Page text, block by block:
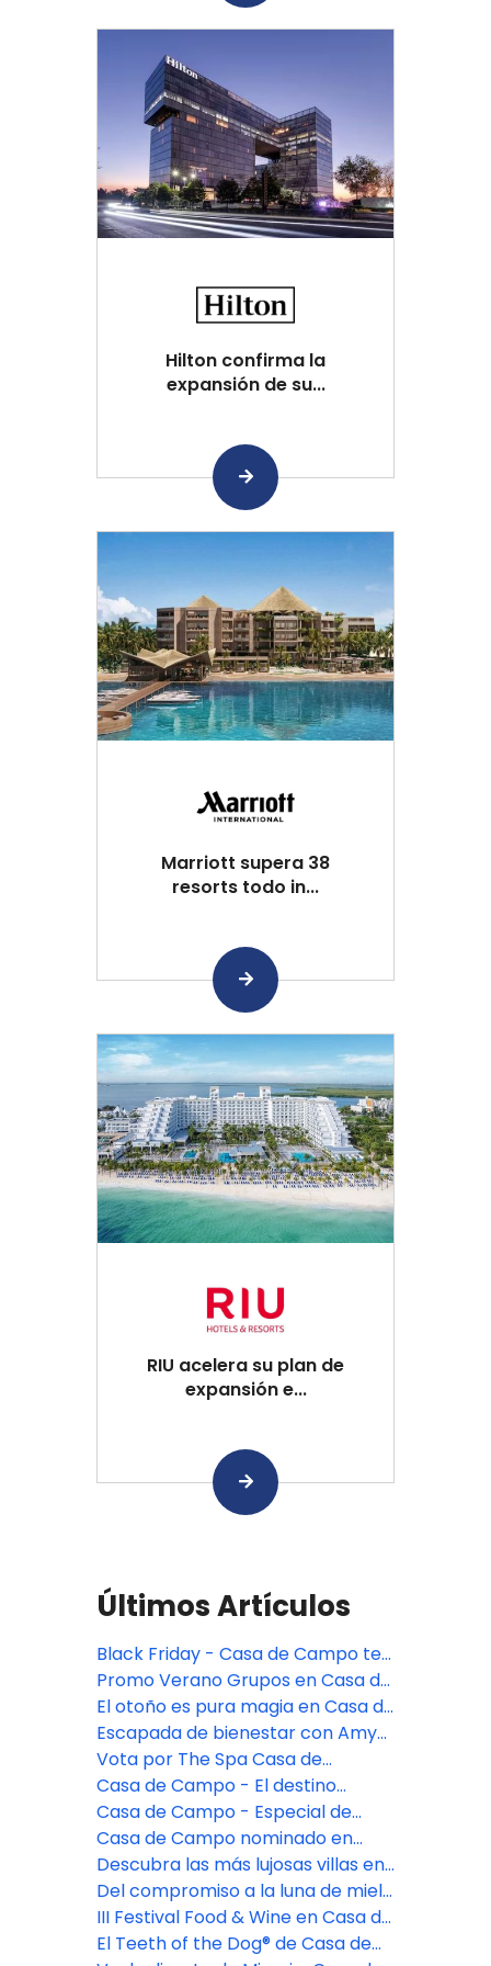
Hilton confirma la
expansión de su...
Marriott supera 38
resorts todo in...
RIU acelera su plan de
expansión e...
Últimos Artículos
Black Friday - Casa de Campo te
invita al paraíso
Promo Verano Grupos en Casa de
Campo
El otoño es pura magia en Casa de
Campo
Escapada de bienestar con Amy
Rosoff Davis
Vota por The Spa Casa de
Campo®...
Casa de Campo - El destino
perfecto para vacaciones en
familia
Casa de Campo - Especial de
Mayo
Casa de Campo nominado en
Readers’ Choice Awards 2025
Descubra las más lujosas villas en
la República Dominicana
Del compromiso a la luna de miel:
Un romance perfecto en Casa De
Campo
III Festival Food & Wine en Casa de
Campo Resort
El Teeth of the Dog® de Casa de